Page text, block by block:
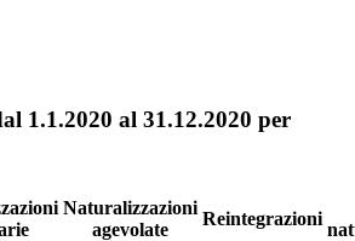
1.1.2020 al 31.12.2020 per
Naturalizzazioni
agevolate
Reintegrazioni